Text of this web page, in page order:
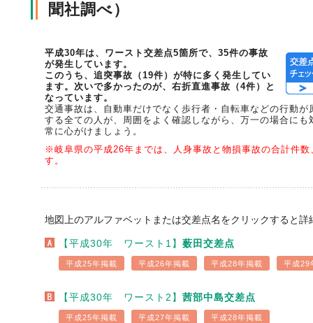
聞社調べ）
平成30年は、ワースト交差点5箇所で、35件の事故
が発生しています。
このうち、追突事故（19件）が特に多く発生してい
ます。次いで多かったのが、右折直進事故（4件）と
なっています。
交通事故は、自動車だけでなく歩行者・自転車などの行動
する全ての人が、周囲をよく確認しながら、万一の場合に
常に心がけましょう。
※岐阜県の平成26年までは、人身事故と物損事故の合計件
す。
地図上のアルファベットまたは交差点名をクリックすると
【平成30年 ワースト1】 薮田交差点
平成25年掲載 平成26年掲載 平成28年掲載 平成29
【平成30年 ワースト2】 茜部中島交差点
平成25年掲載 平成27年掲載 平成28年掲載